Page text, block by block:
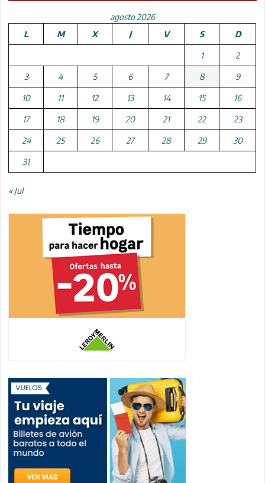
agosto 2026
L
M X J V S D
1 2
3 4 5 6 7 8 9
10 11 12 13 14 15 16
17 18 19 20 21 22 23
24 25 26 27 28 29 30
31
« Jul